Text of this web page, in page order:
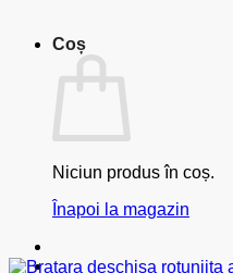
Coș
Niciun produs în coș.
Înapoi la magazin